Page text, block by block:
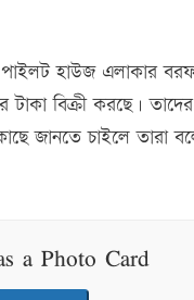
হাউজ এলাকার বরফ
বিক্রী করছে।
জানতে চাইলে তারা
a Photo Card